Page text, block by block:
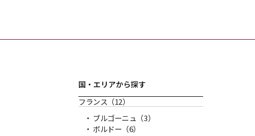
国・エリアから探す
フランス （12）
ブルゴーニュ （3）
ボルドー （6）